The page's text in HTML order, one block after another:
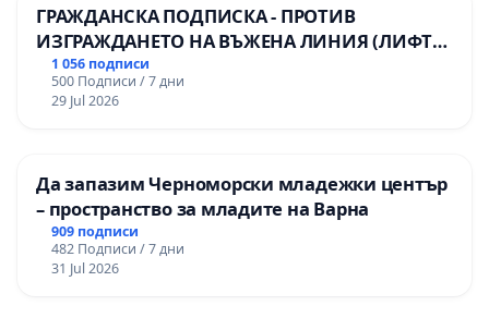
ГРАЖДАНСКА ПОДПИСКА - ПРОТИВ
ИЗГРАЖДАНЕТО НА ВЪЖЕНА ЛИНИЯ (ЛИФТ)
НА ТЕРИТОРИЯТА НА ПРИРОДНА
ЗАБЕЛЕЖИТЕЛНОСТ „ХЪЛМ НА
ОСВОБОДИТЕЛИТЕ“ (БУНАРДЖИК)
1 056 подписи
500 Подписи / 7 дни
29 Jul 2026
Да запазим Черноморски младежки център
– пространство за младите на Варна
909 подписи
482 Подписи / 7 дни
31 Jul 2026